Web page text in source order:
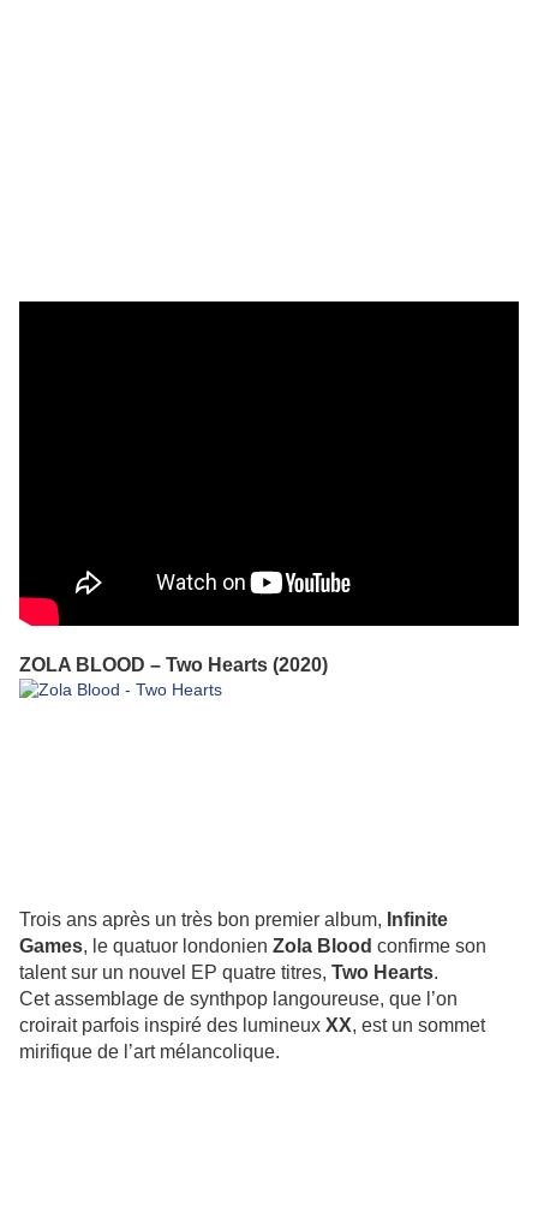
ZOLA BLOOD – Two Hearts (2020)
Trois ans après un très bon premier album, Infinite
Games, le quatuor londonien Zola Blood confirme son
talent sur un nouvel EP quatre titres, Two Hearts.
Cet assemblage de synthpop langoureuse, que l’on
croirait parfois inspiré des lumineux XX, est un sommet
mirifique de l’art mélancolique.